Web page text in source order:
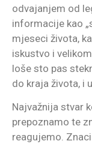
odvajanjem od
informacije kao
mjeseci života,
iskustvo i
loše sto pas
do kraja života, i
Najvažnija stvar
prepoznamo te
reagujemo.